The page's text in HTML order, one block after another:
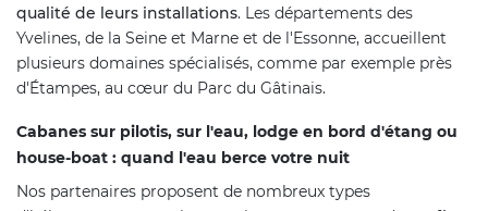
qualité de leurs installations. Les départements des
Yvelines, de la Seine et Marne et de l'Essonne, accueillent
plusieurs domaines spécialisés, comme par exemple près
d'Étampes, au cœur du Parc du Gâtinais.
Cabanes sur pilotis, sur l'eau, lodge en bord d'étang ou
house-boat : quand l'eau berce votre nuit
Nos partenaires proposent de nombreux types